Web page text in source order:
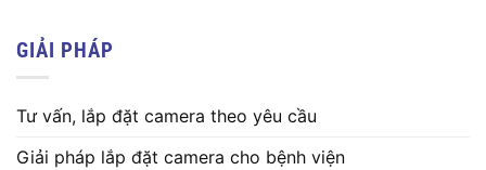
GIẢI PHÁP
Tư vấn, lắp đặt camera theo yêu cầu
Giải pháp lắp đặt camera cho bệnh viện